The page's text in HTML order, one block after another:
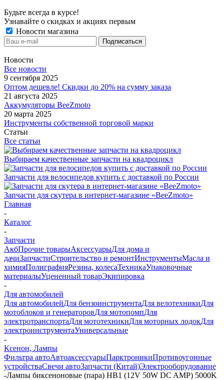
Будьте всегда в курсе!
Узнавайте о скидках и акциях первым
Новости магазина
Новости
Все новости
9 сентября 2025
Оптом дешевле! Скидки до 20% на сумму заказа
21 августа 2025
Аккумуляторы BeeZmoto
20 марта 2025
Инструменты собственной торговой марки
Статьи
Все статьи
Выбираем качественные запчасти на квадроцикл
Запчасти для велосипедов купить с доставкой по России
Запчасти для скутера в интернет-магазине «BeeZmoto»
Главная
-
Каталог
-
Запчасти
АкбПрочие товарыАксессуарыДля дома и
дачиЗапчастиСтроительство и ремонтИнструментыМасла и
химияПолиграфияРезина, колесаТехникаУпаковочные
материалыУцененный товарЭкипировка
-
Для автомобилей
Для автомобилейДля бензоинструментаДля велотехникиДля
мотоблоков и генераторовДля мотопомпДля
электротранспортаДля мототехникиДля моторных лодокДля
электроинструментаУниверсальные
-
Ксенон, Лампы
Фильтра автоАвтоаксессуарыПарктроникиПротивоугонные
устройстваСвечи автоЗапчасти (Китай)Электрооборудование
-Лампы биксеноновые (пара) HB1 (12V 50W DC AMP) 5000K